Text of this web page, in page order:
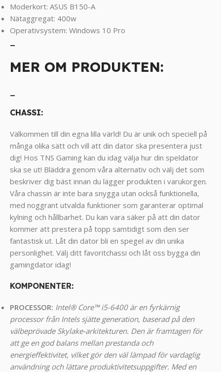
Moderkort: ASUS B150-A
Nätaggregat: 400w
Operativsystem: Windows 10 Pro
MER OM PRODUKTEN:
CHASSI:
Välkommen till din egna lilla värld! Du är unik och speciell på
många olika sätt och vill att din dator ska presentera just
dig! Hos TNS Gaming kan du idag välja hur din speldator
ska se ut! Bläddra genom våra alternativ och välj det som
beskriver dig bäst innan du lägger produkten i varukorgen.
Våra chassin är inte bara snygga utan också funktionella,
med noggrant utvalda funktioner som garanterar optimal
kylning och hållbarhet. Du kan vara säker på att din dator
kommer att prestera på topp samtidigt som den ser
fantastisk ut. Låt din dator bli en spegel av din unika
personlighet. Välj ditt favoritchassi och låt oss bygga din
gamingdator idag!
KOMPONENTER:
PROCESSOR: Intel® Core™ i5-6400 är en fyrkärnig
processor från Intels sjätte generation, baserad på den
välbeprövade Skylake-arkitekturen. Den är framtagen för
att ge en god balans mellan prestanda och
energieffektivitet, vilket gör den väl lämpad för vardaglig
användning och lättare produktivitetsuppgifter. Med en